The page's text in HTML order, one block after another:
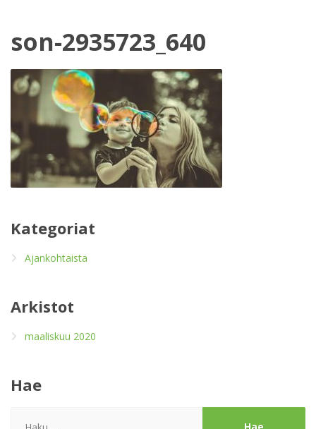
son-2935723_640
Kategoriat
Ajankohtaista
Arkistot
maaliskuu 2020
Hae